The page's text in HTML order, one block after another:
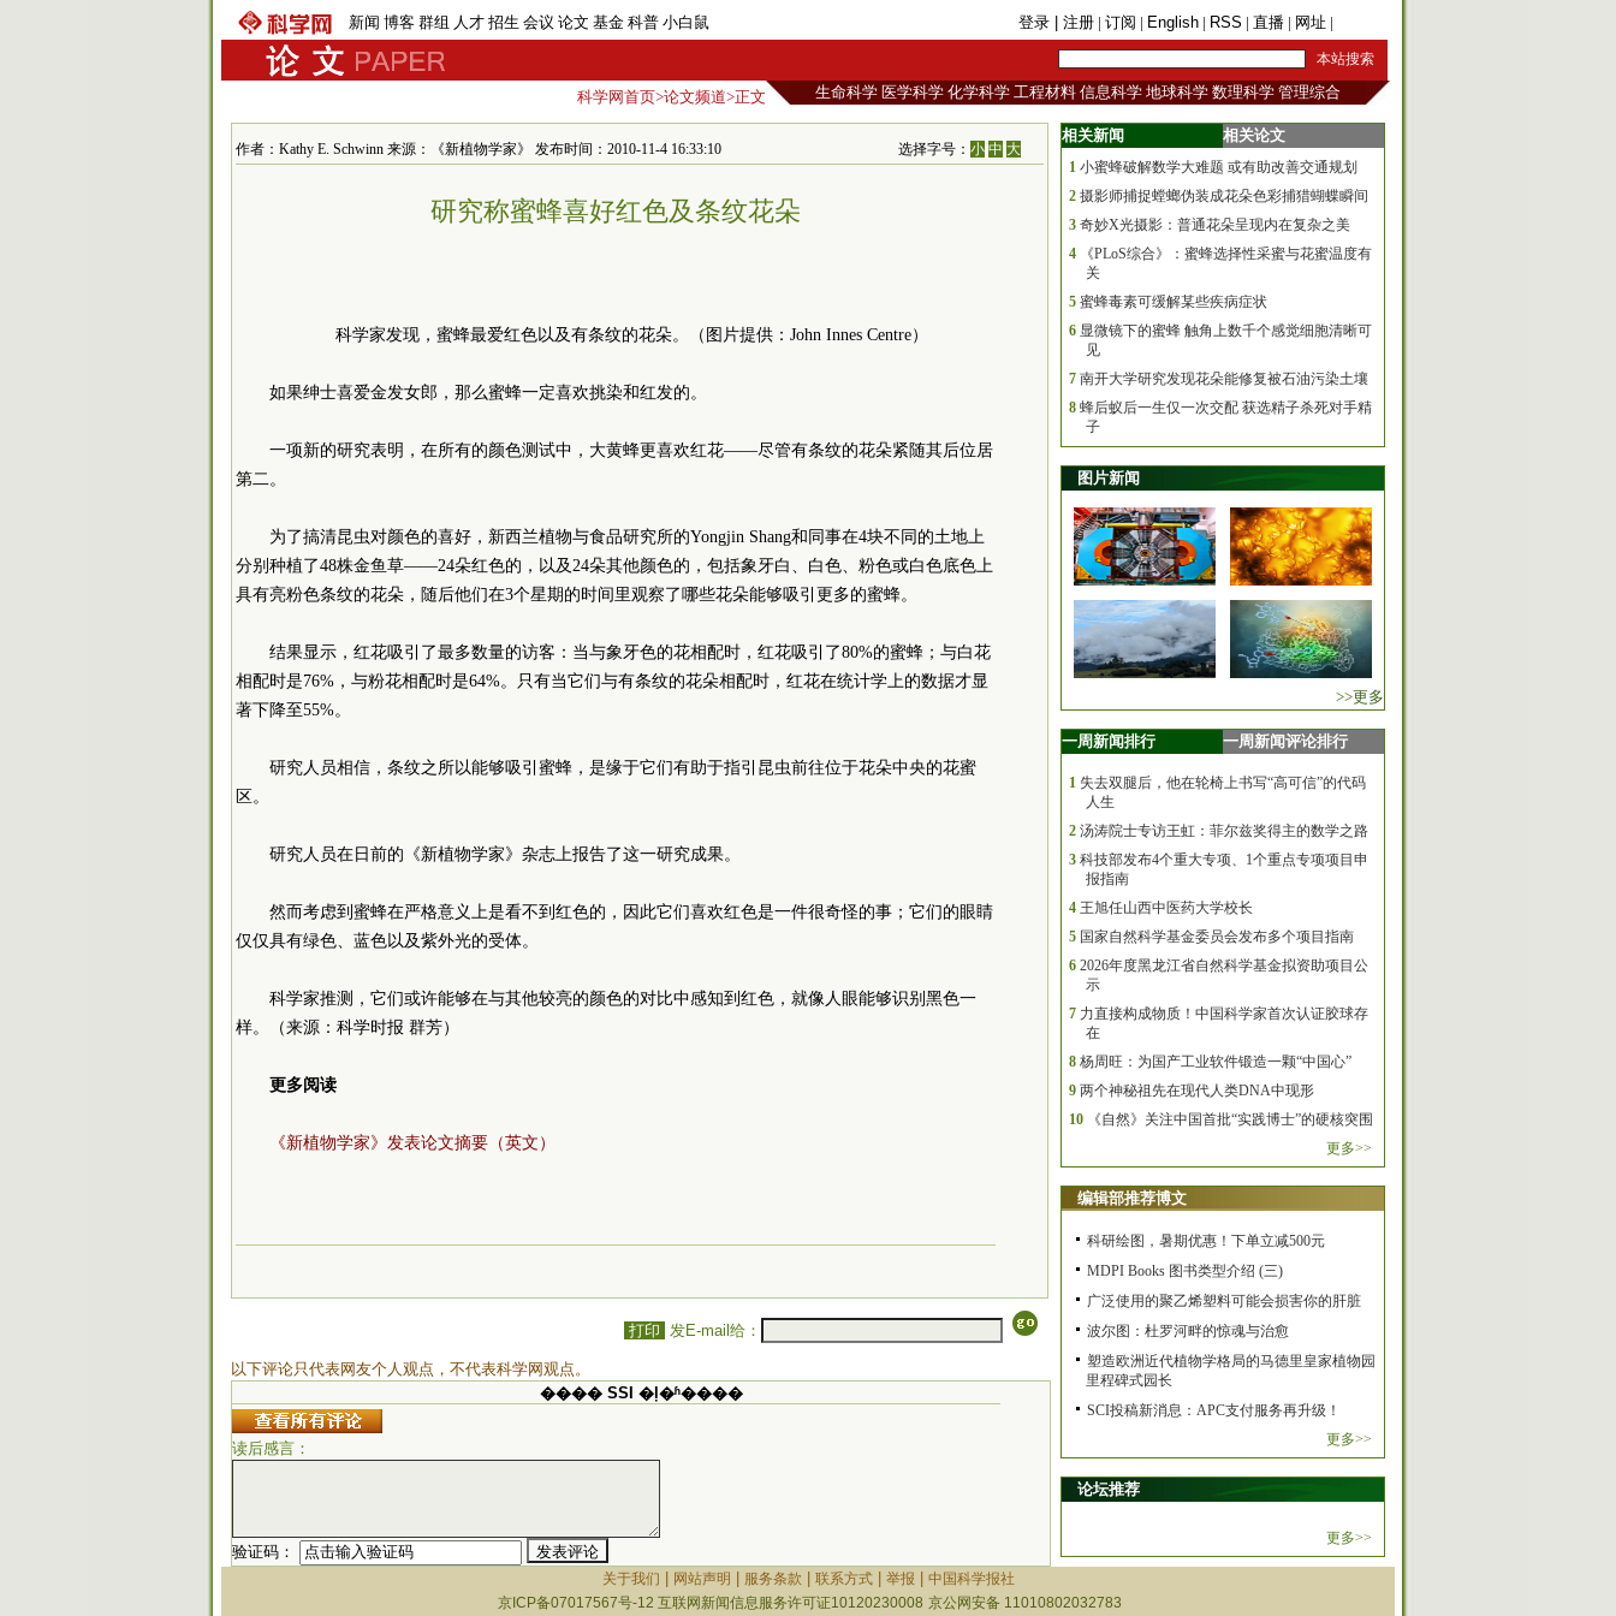
新闻 博客 群组 人才 招生 会议 论文 基金 科普 小白鼠 登录 | 注册 | 订阅 | English | RSS | 直播 | 网址 |
科学网首页>论文频道>正文 生命科学 医学科学 化学科学 工程材料 信息科学 地球科学 数理科学 管理综合
作者：Kathy E. Schwinn 来源：《新植物学家》 发布时间：2010-11-4 16:33:10 选择字号：小 中 大
研究称蜜蜂喜好红色及条纹花朵
科学家发现，蜜蜂最爱红色以及有条纹的花朵。（图片提供：John Innes Centre）
如果绅士喜爱金发女郎，那么蜜蜂一定喜欢挑染和红发的。
一项新的研究表明，在所有的颜色测试中，大黄蜂更喜欢红花——尽管有条纹的花朵紧随其后位居
第二。
为了搞清昆虫对颜色的喜好，新西兰植物与食品研究所的Yongjin Shang和同事在4块不同的土地上
分别种植了48株金鱼草——24朵红色的，以及24朵其他颜色的，包括象牙白、白色、粉色或白色底色上
具有亮粉色条纹的花朵，随后他们在3个星期的时间里观察了哪些花朵能够吸引更多的蜜蜂。
结果显示，红花吸引了最多数量的访客：当与象牙色的花相配时，红花吸引了80%的蜜蜂；与白花
相配时是76%，与粉花相配时是64%。只有当它们与有条纹的花朵相配时，红花在统计学上的数据才显
著下降至55%。
研究人员相信，条纹之所以能够吸引蜜蜂，是缘于它们有助于指引昆虫前往位于花朵中央的花蜜
区。
研究人员在日前的《新植物学家》杂志上报告了这一研究成果。
然而考虑到蜜蜂在严格意义上是看不到红色的，因此它们喜欢红色是一件很奇怪的事；它们的眼睛
仅仅具有绿色、蓝色以及紫外光的受体。
科学家推测，它们或许能够在与其他较亮的颜色的对比中感知到红色，就像人眼能够识别黑色一
样。（来源：科学时报 群芳）
更多阅读
《新植物学家》发表论文摘要（英文）
打印 发E-mail给：
以下评论只代表网友个人观点，不代表科学网观点。
���� SSI �ļ�ʱ����
读后感言：
验证码：
相关新闻 相关论文
1 小蜜蜂破解数学大难题 或有助改善交通规划
2 摄影师捕捉螳螂伪装成花朵色彩捕猎蝴蝶瞬间
3 奇妙X光摄影：普通花朵呈现内在复杂之美
4
《PLoS综合》：蜜蜂选择性采蜜与花蜜温度有
关
5 蜜蜂毒素可缓解某些疾病症状
6 显微镜下的蜜蜂 触角上数千个感觉细胞清晰可
见
7 南开大学研究发现花朵能修复被石油污染土壤
8 蜂后蚁后一生仅一次交配 获选精子杀死对手精
子
图片新闻
>>更多
一周新闻排行 一周新闻评论排行
1 失去双腿后，他在轮椅上书写“高可信”的代码
人生
2 汤涛院士专访王虹：菲尔兹奖得主的数学之路
3 科技部发布4个重大专项、1个重点专项项目申
报指南
4 王旭任山西中医药大学校长
5 国家自然科学基金委员会发布多个项目指南
6 2026年度黑龙江省自然科学基金拟资助项目公
示
7 力直接构成物质！中国科学家首次认证胶球存
在
8 杨周旺：为国产工业软件锻造一颗“中国心”
9 两个神秘祖先在现代人类DNA中现形
10
《自然》关注中国首批“实践博士”的硬核突围
更多>>
编辑部推荐博文
科研绘图，暑期优惠！下单立减500元
MDPI Books 图书类型介绍 (三)
广泛使用的聚乙烯塑料可能会损害你的肝脏
波尔图：杜罗河畔的惊魂与治愈
塑造欧洲近代植物学格局的马德里皇家植物园
里程碑式园长
SCI投稿新消息：APC支付服务再升级！
更多>>
论坛推荐
更多>>
关于我们 | 网站声明 | 服务条款 | 联系方式| 举报 | 中国科学报社
京ICP备07017567号-12 互联网新闻信息服务许可证10120230008 京公网安备 11010802032783